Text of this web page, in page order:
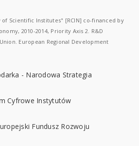
Scientific Institutes" [RCIN] co-financed by
2010-2014, Priority Axis 2. R&D
European Regional Development